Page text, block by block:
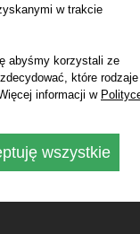
w trakcie
abyśmy korzystali ze
które rodzaje
informacji w
wszystkie